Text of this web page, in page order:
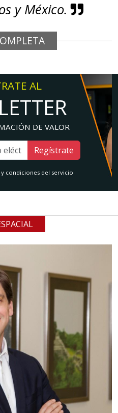
y México.
AL
DE VALOR
Regístrate
condiciones del servicio